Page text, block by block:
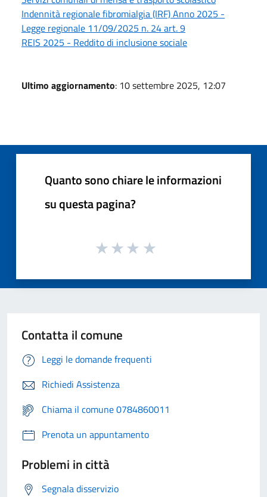
Indennità regionale fibromialgia (IRF) Anno 2025 -
Legge regionale 11/09/2025 n. 24 art. 9
REIS 2025 - Reddito di inclusione sociale
Ultimo aggiornamento: 10 settembre 2025, 12:07
Quanto sono chiare le informazioni
su questa pagina?
Contatta il comune
Leggi le domande frequenti
Richiedi Assistenza
Chiama il comune 0784860011
Prenota un appuntamento
Problemi in città
Segnala disservizio